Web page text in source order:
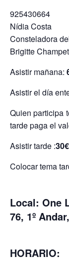
925430664
Nídia Costa
Consteladora
Brigitte
Asistir mañana:
Asistir el día
Quien participa
tarde paga el
Asistir tarde :30€
Colocar tema
Local: One
76, 1º
HORARIO: